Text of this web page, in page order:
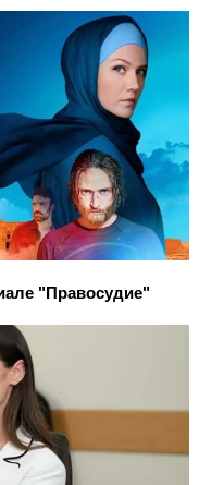
"Правосудие"